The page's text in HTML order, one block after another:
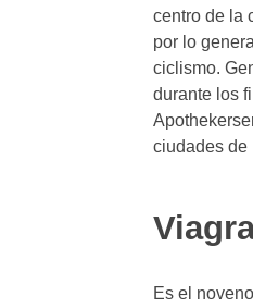
centro de la
por lo
ciclismo.
durante los
ciudades de
Es el